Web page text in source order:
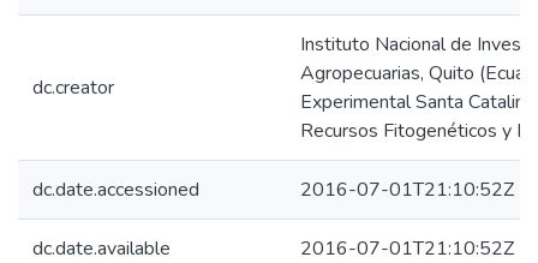
dc.creator
Instituto Nacional de
Agropecuarias, Quito
Experimental Santa
Recursos Fitogenéticos y
dc.date.accessioned 2016-07-01T21:10:52Z
dc.date.available 2016-07-01T21:10:52Z